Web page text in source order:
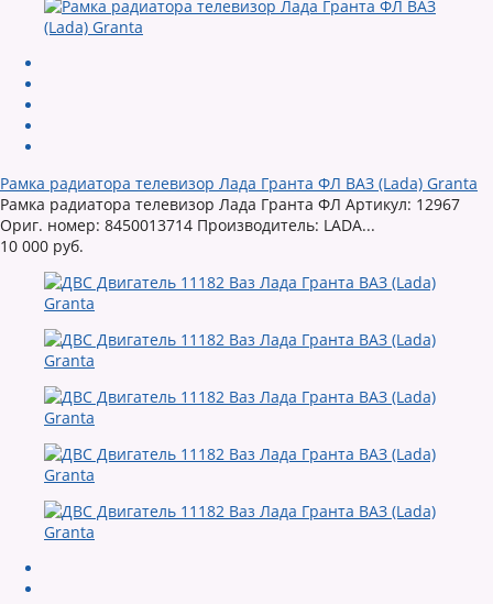
Рамка радиатора телевизор Лада Гранта ФЛ ВАЗ (Lada) Granta
Рамка радиатора телевизор Лада Гранта ФЛ Артикул: 12967
Ориг. номер: 8450013714 Производитель: LADA...
10 000 руб.